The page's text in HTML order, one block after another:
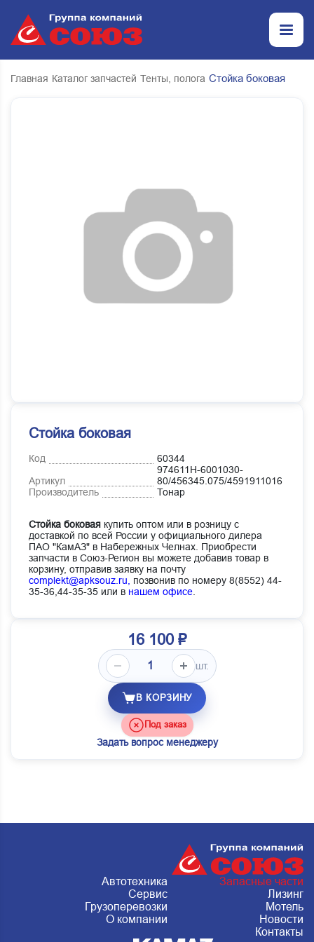
Главная Каталог запчастей Тенты, полога Стойка боковая
Стойка боковая
Код
60344
Артикул
974611Н-6001030-
80/456345.075/4591911016
Производитель
Тонар
Стойка боковая купить оптом или в розницу с
доставкой по всей России у официального дилера
ПАО "КамАЗ" в Набережных Челнах. Приобрести
запчасти в Союз-Регион вы можете добавив товар в
корзину, отправив заявку на почту
complekt@apksouz.ru,
позвонив по номеру 8(8552) 44-
35-36,44-35-35 или в нашем офисе
16 100 ₽
шт.
В КОРЗИНУ
Под заказ
Задать вопрос менеджеру
Автотехника
Запасные части
Сервис
Лизинг
Грузоперевозки
Мотель
О компании
Новости
Контакты